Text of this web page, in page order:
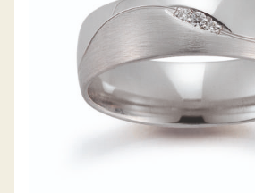
GERSTNER